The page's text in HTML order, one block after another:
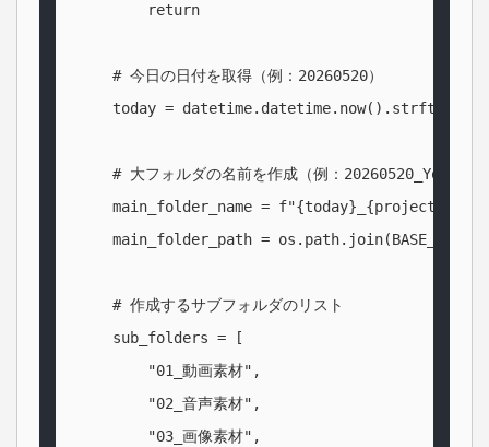
        return
    # 今日の日付を取得（例：20260520）
today =
# 大フォルダの名前を作成（例：20260520_YouTube
main_folder_name =
main_folder_path = os.path.join(BASE_DIR,
    # 作成するサブフォルダのリスト
    sub_folders = [
        "01_動画素材",
        "02_音声素材",
        "03_画像素材",